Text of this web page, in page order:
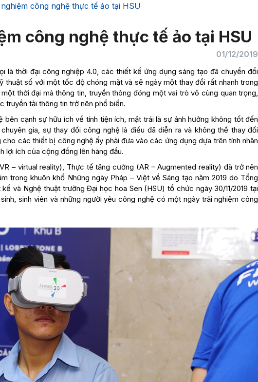
công nghệ thực tế ảo tại HSU
công nghệ thực tế ảo tại HSU
01/12/2019
là thời đại công nghiệp 4.0, các thiết kế ứng dụng sáng tạo đã chuyển đổi
thuật số với một tốc độ chóng mặt và sẽ ngày một thay đổi rất nhanh trong
thời đại mà thông tin, truyền thông đóng một vai trò vô cùng quan trọng,
tải thông tin trở nên phổ biến.
bên cạnh sự hữu ích về tính tiện ích, mặt trái là sự ảnh hưởng không tốt đến
gia, sự thay đổi công nghệ là điều đã diễn ra và không thể thay đổi
các thiết bị công nghệ ấy phải đưa vào các ứng dụng dựa trên tính nhân
lợi ích của cộng đồng lên hàng đầu.
– virtual reality), Thực tế tăng cường (AR – Augmented reality) đã trở nên
trong khuôn khổ Những ngày Pháp – Việt về Sáng tạo năm 2019 do Tổng
và Nghệ thuật trường Đại học hoa Sen (HSU) tổ chức ngày 30/11/2019 tại
sinh viên và những người yêu công nghệ có một ngày trải nghiệm công